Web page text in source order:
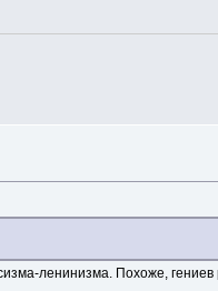
ленинизма. Похоже, гениев